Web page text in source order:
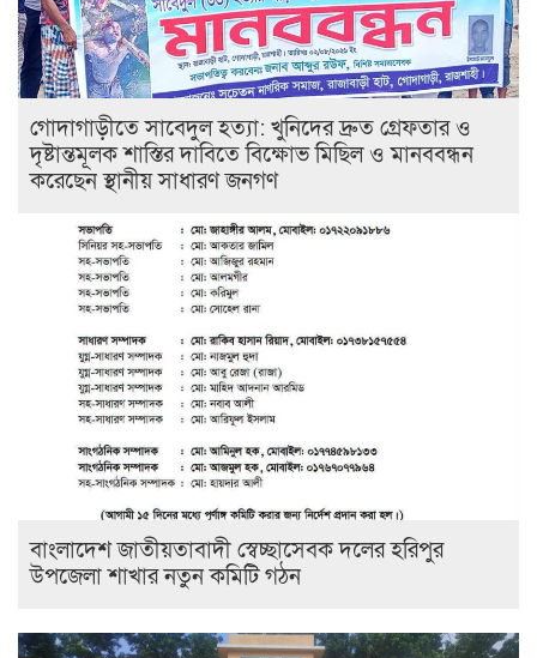
গোদাগাড়ীতে সাবেদুল হত্যা: খুনিদের দ্রুত গ্রেফতার ও
দৃষ্টান্তমূলক শাস্তির দাবিতে বিক্ষোভ মিছিল ও মানববন্ধন
করেছেন স্থানীয় সাধারণ জনগণ
বাংলাদেশ জাতীয়তাবাদী স্বেচ্ছাসেবক দলের হরিপুর
উপজেলা শাখার নতুন কমিটি গঠন